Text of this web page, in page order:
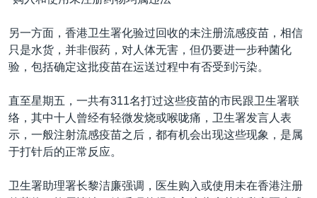
另一方面，香港卫生署化验过回收的未注册流感疫苗，相信
只是水货，并非假药，对人体无害，但仍要进一步种菌化
验，包括确定这批疫苗在运送过程中有否受到污染。
直至星期五，一共有311名打过这些疫苗的市民跟卫生署联
络，其中十人曾经有轻微发烧或喉咙痛，卫生署发言人表
示，一般注射流感疫苗之后，都有机会出现这些现象，是属
于打针后的正常反应。
卫生署助理署长黎洁廉强调，医生购入或使用未在香港注册